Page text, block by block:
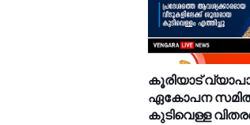
കൂരിയാട്
ഏകോപന
കുടിവെള്ള